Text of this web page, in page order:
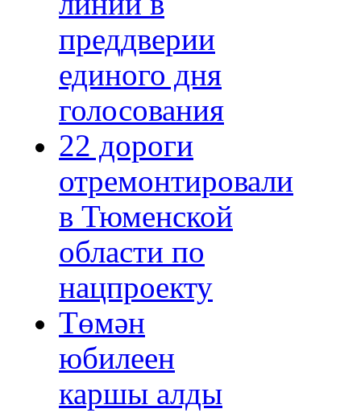
преддверии
единого дня
голосования
22 дороги
отремонтировали
в Тюменской
области по
нацпроекту
Төмән
юбилеен
каршы алды